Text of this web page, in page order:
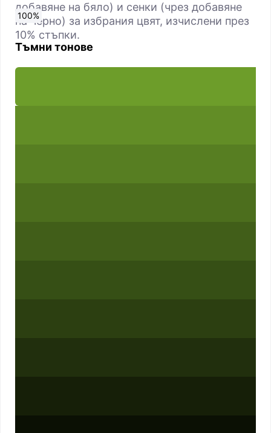
добавяне на бяло) и сенки (чрез добавяне
на черно) за избрания цвят, изчислени през
10% стъпки.
Тъмни тонове
0%
10%
20%
30%
40%
50%
60%
70%
80%
90%
100%